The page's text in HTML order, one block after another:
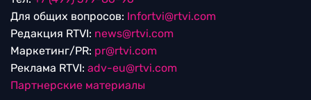
Для общих вопросов: Infortvi@rtvi.com
Редакция RTVI: news@rtvi.com
Маркетинг/PR: pr@rtvi.com
Реклама RTVI: adv-eu@rtvi.com
Партнерские материалы